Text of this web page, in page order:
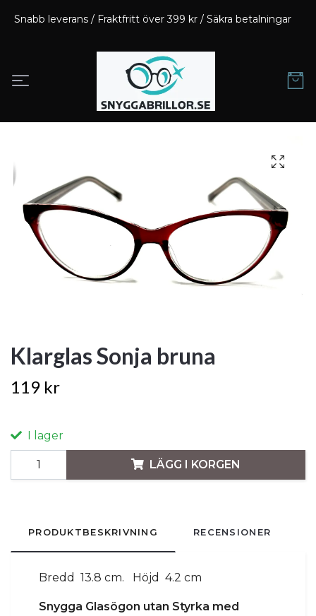
Snabb leverans / Fraktfritt över 399 kr / Säkra betalningar
Klarglas Sonja bruna
119 kr
I lager
LÄGG I KORGEN
PRODUKTBESKRIVNING RECENSIONER
Bredd 13.8 cm. Höjd 4.2 cm
Snygga Glasögon utan Styrka med